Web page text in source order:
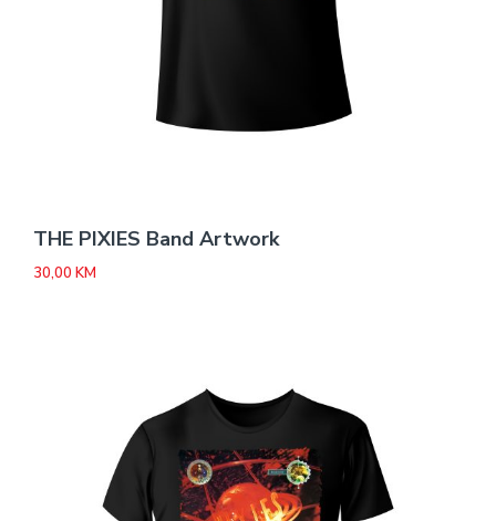
THE PIXIES Band Artwork
30,00 KM